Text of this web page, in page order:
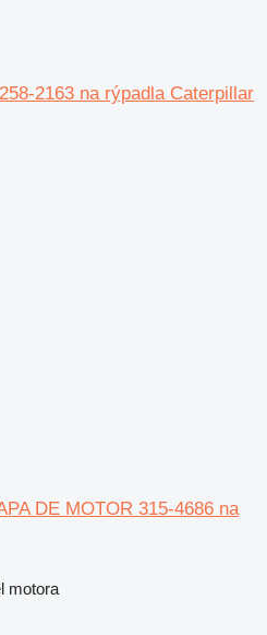
2163 na rýpadla Caterpillar
DE MOTOR 315-4686 na
motora